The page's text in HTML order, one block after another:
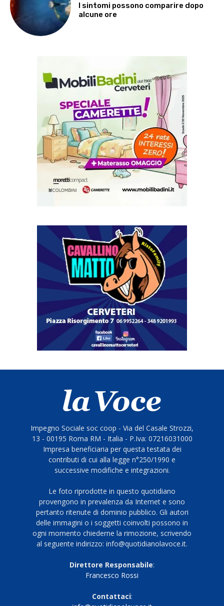
I sintomi possono comparire dopo
alcune ore
Impegno Sociale soc coop - Via del Casale Strozzi,
13 - 00195 Roma RM - Italia - P.Iva: 07216031000
Impresa beneficiaria per questa testata dei
contributi di cui alla legge n°250/1990 e
successive modifiche e integrazioni.
Le foto riprodotte in questo quotidiano
provengono in prevalenza da Internet e sono
pertanto ritenute di dominio pubblico. Gli autori
delle immagini o i soggetti coinvolti possono in
ogni momento chiederne la rimozione, scrivendo
al seguente indirizzo: info@quotidianolavoce.it.
Direttore Responsabile:
Francesco Rossi
Contattaci: